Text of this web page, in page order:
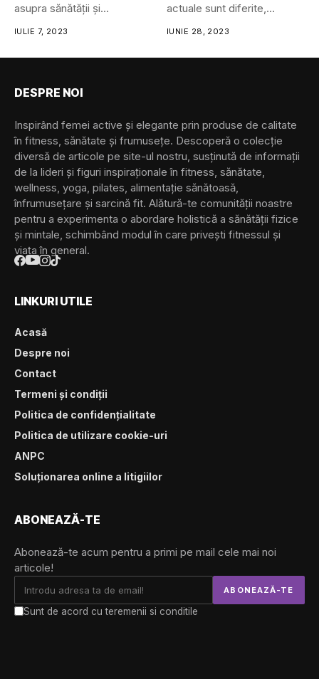
asupra sănătății și...
IULIE 7, 2023
actuale sunt diferite,
IUNIE 28, 2023
DESPRE NOI
Inspirând femei active și elegante prin produse de calitate
în fitness, sănătate și frumusețe. Descoperă o colecție
diversă de articole pe site-ul nostru, susținută de informații
de la lideri și figuri inspiraționale în fitness, sănătate,
wellness, yoga, pilates, alimentație sănătoasă,
înfrumusețare și sarcină fit. Alătură-te comunității noastre
pentru a experimenta o abordare holistică a sănătății fizice
și mintale, schimbând modul în care privești fitnessul și
viața în general.
LINKURI UTILE
Acasă
Despre noi
Contact
Termeni și condiții
Politica de confidențialitate
Politica de utilizare cookie-uri
ANPC
Soluționarea online a litigiilor
ABONEAZĂ-TE
Abonează-te acum pentru a primi pe mail cele mai noi
articole!
Sunt de acord cu teremenii si conditile